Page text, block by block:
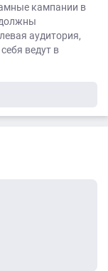
кампании в
аудитория,
ведут в